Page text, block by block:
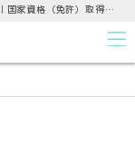
ドローンスクール東京【お台場本校・新宿・渋谷・横浜】｜国家資格（免許）取得支援から点検業務まで